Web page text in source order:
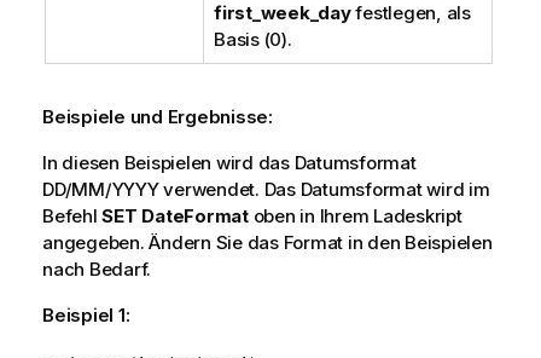
first_week_dayfestlegen, als
Basis (0).
Beispiele und Ergebnisse:
In diesen Beispielen wird das Datumsformat
DD/MM/YYYY verwendet. Das Datumsformat wird im
BefehlSET DateFormatoben in Ihrem Ladeskript
angegeben. Ändern Sie das Format in den Beispielen
nach Bedarf.
Beispiel 1: